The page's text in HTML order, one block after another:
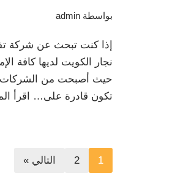
بواسطة admin
إذا كنت تبحث عن شركة
نجار الكويت لديها كافة
حيث أصبحت من الشركات
تكون قادرة على…
اقرأ
1
2 التالي »